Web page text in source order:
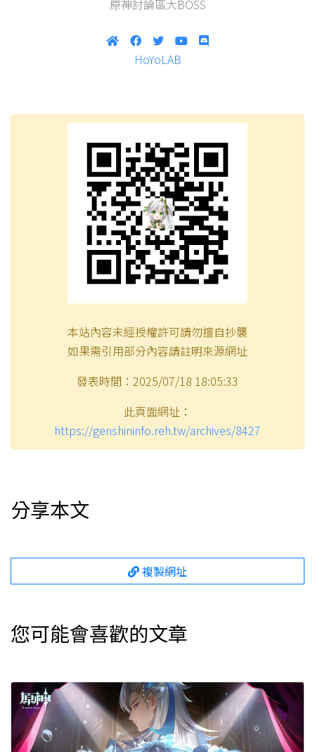
原神討論區大BOSS
HoYoLAB
本站內容未經授權許可請勿擅自抄襲
如果需引用部分內容請註明來源網址
發表時間：2025/07/18 18:05:33
此頁面網址：
https://genshininfo.reh.tw/archives/8427
分享本文
複製網址
您可能會喜歡的文章